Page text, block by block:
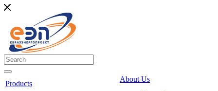
Products
About Us